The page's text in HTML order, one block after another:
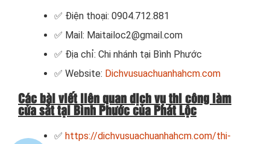
✅ Điện thoại: 0904.712.881
✅ Mail: Maitailoc2@gmail.com
✅ Địa chỉ: Chi nhánh tại Bình Phước
✅ Website: Dichvusuachuanhahcm.com
Các bài viết liên quan dịch vụ thi công làm
cửa sắt tại Bình Phước của Phát Lộc
✅ https://dichvusuachuanhahcm.com/thi-